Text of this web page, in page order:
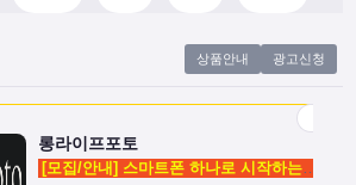
상품안내 광고신청
롱라이프포토
[모집/안내] 스마트폰 하나로 시작하는 …